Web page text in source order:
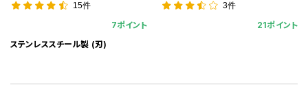
15件
7ポイント
ステンレススチール製 (刃)
3件
21ポイント